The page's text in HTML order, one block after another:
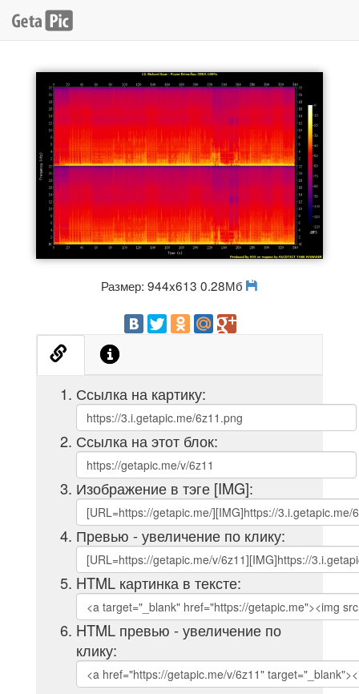
Размер: 944x613 0.28Мб
Ссылка на картику:
Ссылка на этот блок:
Изображение в тэге [IMG]:
Превью - увеличение по клику:
HTML картинка в тексте:
HTML превью - увеличение по
клику: